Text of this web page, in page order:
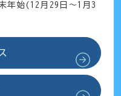
年始(12月29日～1月3